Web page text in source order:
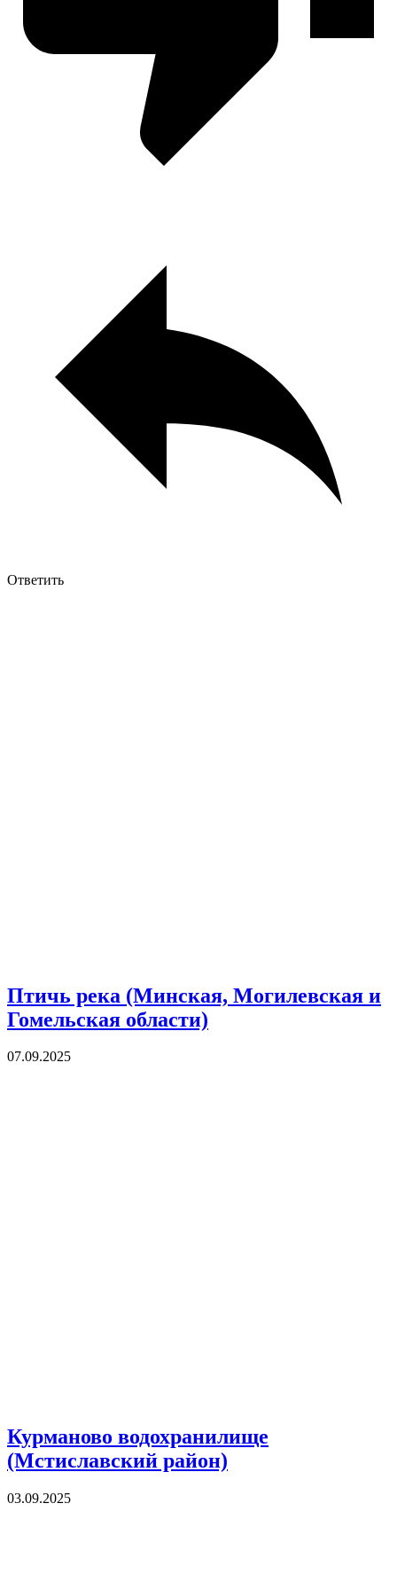
Ответить
Птичь река (Минская, Могилевская и
Гомельская области)
07.09.2025
Курманово водохранилище
(Мстиславский район)
03.09.2025